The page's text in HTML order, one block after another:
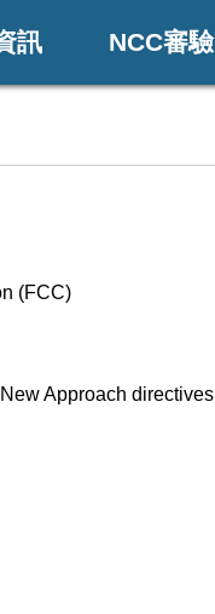
訊 NCC審驗
(FCC)
Approach directives